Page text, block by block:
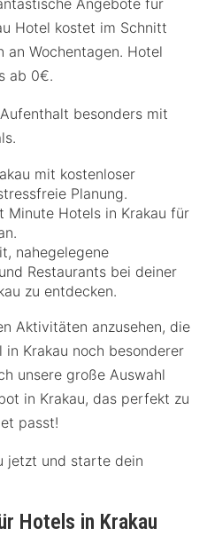
Angebote für
Hotel kostet im Schnitt
an Wochentagen. Hotel
ab 0€.
besonders mit
mit kostenloser
Planung.
Minute Hotels in Krakau für
nahegelegene
Restaurants bei deiner
zu entdecken.
Aktivitäten anzusehen, die
Krakau noch besonderer
unsere große Auswahl
in Krakau, das perfekt zu
passt!
jetzt und starte dein
Hotels in Krakau